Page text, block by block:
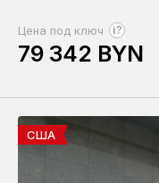
Цена под ключ ?
79 342 BYN
США